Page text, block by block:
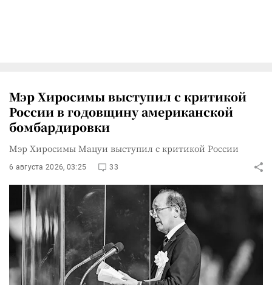
Мэр Хиросимы выступил с критикой
России в годовщину американской
бомбардировки
Мэр Хиросимы Мацуи выступил с критикой России
6 августа 2026, 03:25 33